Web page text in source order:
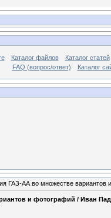
Каталог файлов
Каталог статей
FAQ (вопрос/ответ)
Каталог
ГАЗ-АА во множестве
и фотографий / Иван